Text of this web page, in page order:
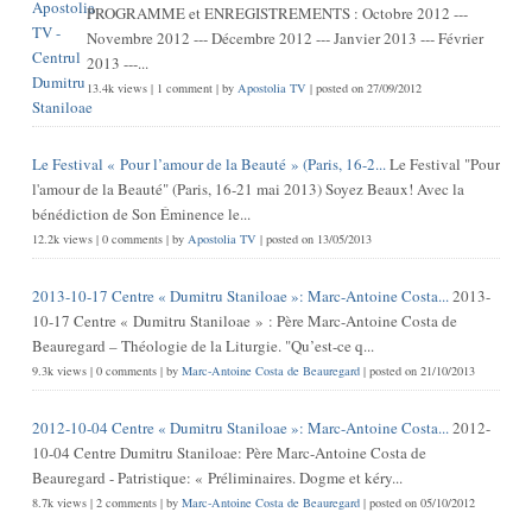
PROGRAMME et ENREGISTREMENTS : Octobre 2012 ---
Novembre 2012 --- Décembre 2012 --- Janvier 2013 --- Février
2013 ---...
13.4k views| 1 comment| by Apostolia TV | posted on 27/09/2012
Le Festival « Pour l’amour de la Beauté » (Paris, 16-2...Le Festival "Pour
l'amour de la Beauté" (Paris, 16-21 mai 2013) Soyez Beaux! Avec la
bénédiction de Son Éminence le...
12.2k views| 0 comments| by Apostolia TV | posted on 13/05/2013
2013-10-17 Centre « Dumitru Staniloae »: Marc-Antoine Costa...2013-
10-17 Centre « Dumitru Staniloae » : Père Marc-Antoine Costa de
Beauregard – Théologie de la Liturgie. "Qu’est-ce q...
9.3k views| 0 comments| by Marc-Antoine Costa de Beauregard| posted on 21/10/2013
2012-10-04 Centre « Dumitru Staniloae »: Marc-Antoine Costa...2012-
10-04 Centre Dumitru Staniloae: Père Marc-Antoine Costa de
Beauregard - Patristique: « Préliminaires. Dogme et kéry...
8.7k views| 2 comments| by Marc-Antoine Costa de Beauregard| posted on 05/10/2012